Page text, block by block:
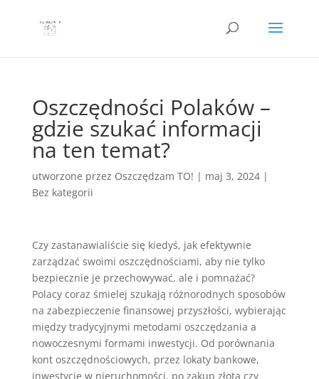
Oszczędności Polaków –
gdzie szukać informacji
na ten temat?
utworzone przez Oszczędzam TO! | maj 3, 2024|
Bez kategorii
Czy zastanawialiście się kiedyś, jak efektywnie
zarządzać swoimi oszczędnościami, aby nie tylko
bezpiecznie je przechowywać, ale i pomnażać?
Polacy coraz śmielej szukają różnorodnych sposobów
na zabezpieczenie finansowej przyszłości, wybierając
między tradycyjnymi metodami oszczędzania a
nowoczesnymi formami inwestycji. Od porównania
kont oszczędnościowych, przez lokaty bankowe,
inwestycje w nieruchomości, po zakup złota czy